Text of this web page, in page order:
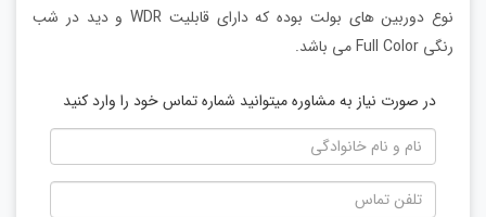
نوع دوربین های بولت بوده که دارای قابلیت WDR و دید در شب
رنگی Full Color می باشد.
در صورت نیاز به مشاوره میتوانید شماره تماس خود را وارد کنید